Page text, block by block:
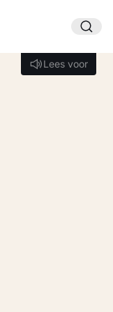
Lees voor
Lees voor